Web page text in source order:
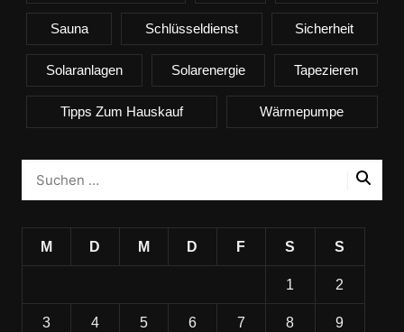
Sauna Schlüsseldienst Sicherheit
Solaranlagen Solarenergie Tapezieren
Tipps Zum Hauskauf Wärmepumpe
M D M D F S S
1 2
3 4 5 6 7 8 9